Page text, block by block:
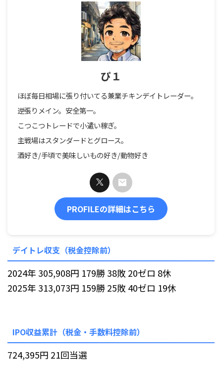
ぴ１
ほぼ毎日相場に張り付いてる兼業チキンデイトレーダー。
逆張りメイン。安全第一。
こつこつトレードで小遣い稼ぎ。
主戦場はスタンダードとグロース。
酒好き/手頃で美味しいもの好き/動物好き
PROFILEの詳細はこちら
デイトレ収支（税金控除前）
2024年 305,908円 179勝 38敗 20ゼロ 8休
2025年 313,073円 159勝 25敗 40ゼロ 19休
IPO収益累計（税金・手数料控除前）
724,395円 21回当選